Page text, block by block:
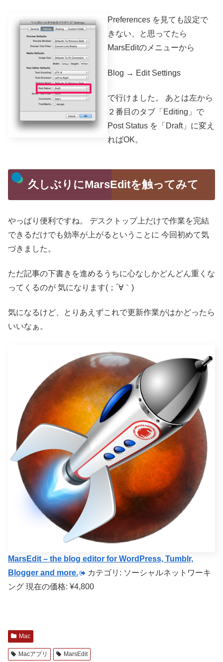
Preferences を見ても設定で
きない、と思ってたら
MarsEditのメニューから
Blog → Edit Settings
で行けました。
あとは左から
２番目のタブ「Editing」で
Post Status を「Draft」に変え
ればOK。
久しぶりにMarsEditを触ってみて
やっぱり便利ですね。
デスクトップ上だけで作業を完結
できるだけでも効率が上がるということに 今回初めて気
づきました。
ただ記事の下書きを進めるうちに心なしかどんどん重くな
ってくるのが 気になります(；´∀｀)
気になるけど、とりあえずこれで更新作業がはかどったら
いいなぁ。
MarsEdit – the blog editor for WordPress, Tumblr,
Blogger and more.
カテゴリ: ソーシャルネットワーキ
ング 現在の価格: ¥4,800
Mac
Macアプリ MarsEdit